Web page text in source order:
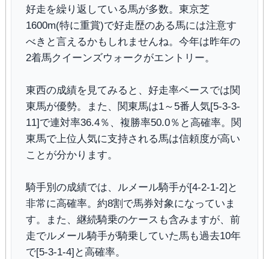
好走を繰り返している馬が多数。東京芝
1600m(特に重賞)で好走歴のある馬には注意す
べきと言えるかもしれませんね。今年は昨年の
2着馬クイーンズウォークがエントリー。
東西の成績を見てみると、好走率ベースでは関
東馬が優勢。また、関東馬は1～5番人気[5-3-3-
11]で連対率36.4％、複勝率50.0％と高確率。関
東馬で上位人気に支持される馬は信頼度が高い
ことが分かります。
騎手別の成績では、ルメール騎手が[4-2-1-2]と
非常に高確率。約8割で馬券対象になっていま
す。また、継続騎乗のケースも含みますが、前
走でルメール騎手が騎乗していた馬も過去10年
で[5-3-1-4]と高確率。